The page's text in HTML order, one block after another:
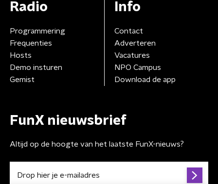
Radio
Programmering
Frequenties
Hosts
Demo insturen
Gemist
Info
Contact
Adverteren
Vacatures
NPO Campus
Download de app
FunX nieuwsbrief
Altijd op de hoogte van het laatste FunX-nieuws?